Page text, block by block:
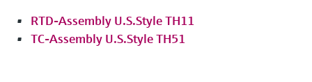
RTD-Assembly U.S.Style TH11
TC-Assembly U.S.Style TH51